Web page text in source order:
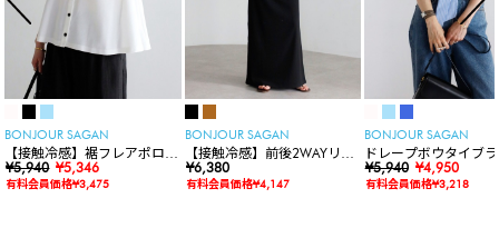
BONJOUR SAGAN
【接触冷感】裾フレアポロシ
ャツ
¥5,940 ¥5,346
有料会員価格¥3,475
BONJOUR SAGAN
【接触冷感】前後2WAYリブ
カットワンピース
¥6,380
有料会員価格¥4,147
BONJOUR SAGAN
ドレープボウタイブ
ス
¥5,940 ¥4,950
有料会員価格¥3,218